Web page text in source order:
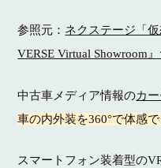
参照元： ネクステージ「
VERSE Virtual Showroom
中古車メディア情報のカ
車の内外装を360°で体感
スマートフォン装着型の